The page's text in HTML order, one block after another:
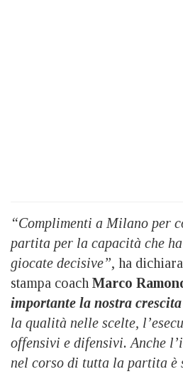
“Complimenti a Milano per
partita per la capacità che
giocate decisive”, ha
stampa coach Marco
importante la nostra
la qualità nelle scelte,
offensivi e difensivi. Anche
nel corso di tutta la partita è